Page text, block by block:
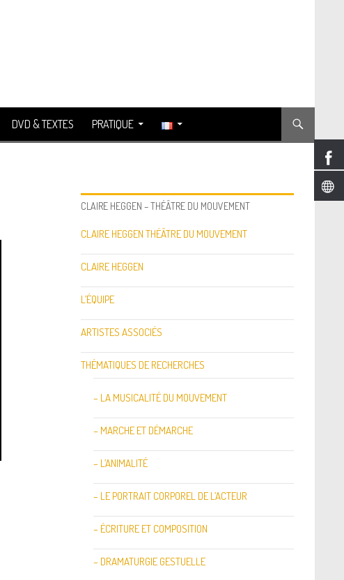
DVD & TEXTES PRATIQUE
CLAIRE HEGGEN – THÉÂTRE DU MOUVEMENT
CLAIRE HEGGEN THÉÂTRE DU MOUVEMENT
CLAIRE HEGGEN
L’ÉQUIPE
ARTISTES ASSOCIÉS
THÉMATIQUES DE RECHERCHES
– LA MUSICALITÉ DU MOUVEMENT
– MARCHE ET DÉMARCHE
– L’ANIMALITÉ
– LE PORTRAIT CORPOREL DE L’ACTEUR
– ÉCRITURE ET COMPOSITION
– DRAMATURGIE GESTUELLE